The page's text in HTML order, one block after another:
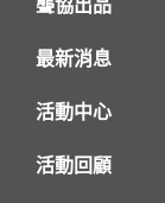
最新消息
活動中心
活動回顧